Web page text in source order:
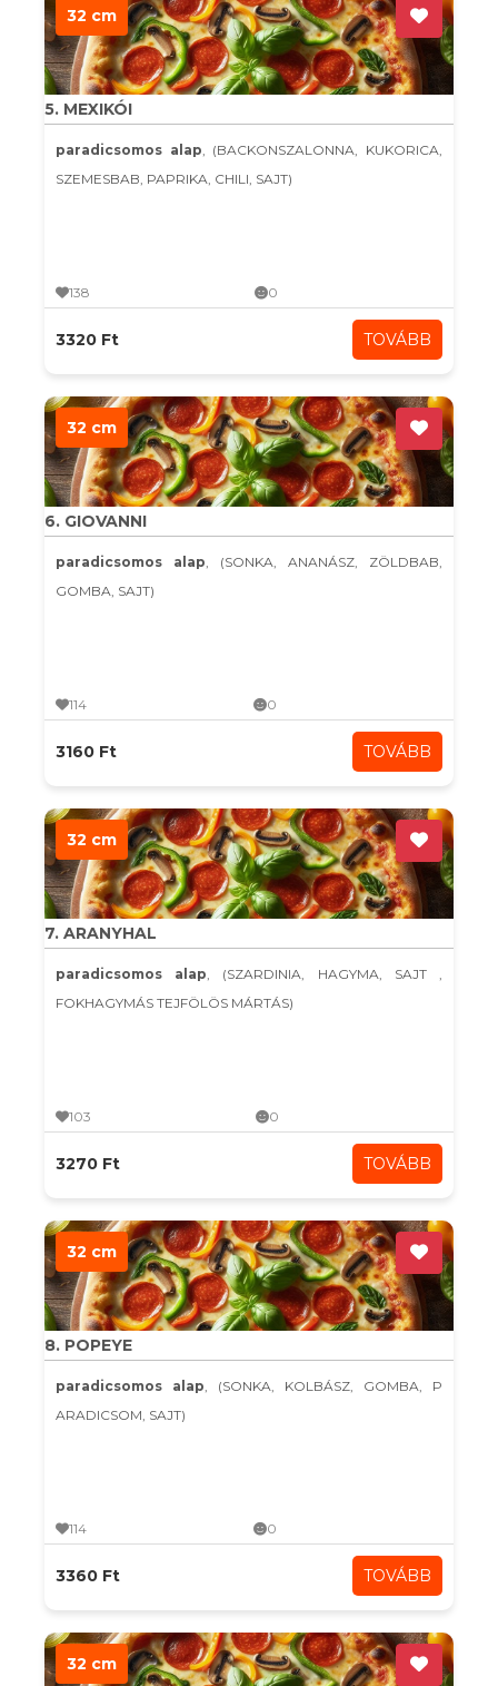
32 cm
5. MEXIKÓI
paradicsomos alap, (BACKONSZALONNA, KUKORICA,
SZEMESBAB, PAPRIKA, CHILI, SAJT)
138 0
3320 Ft TOVÁBB
32 cm
6. GIOVANNI
paradicsomos alap, (SONKA, ANANÁSZ, ZÖLDBAB,
GOMBA, SAJT)
114 0
3160 Ft TOVÁBB
32 cm
7. ARANYHAL
paradicsomos alap, (SZARDINIA, HAGYMA, SAJT ,
FOKHAGYMÁS TEJFÖLÖS MÁRTÁS)
103 0
3270 Ft TOVÁBB
32 cm
8. POPEYE
paradicsomos alap, (SONKA, KOLBÁSZ, GOMBA, P
ARADICSOM, SAJT)
114 0
3360 Ft TOVÁBB
32 cm